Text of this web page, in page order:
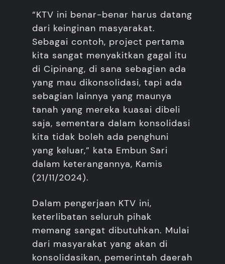
“KTV ini benar-benar harus datang
dari keinginan masyarakat.
Sebagai contoh, project pertama
kita sangat menyakitkan gagal itu
di Cipinang, di sana sebagian ada
yang mau dikonsolidasi, tapi ada
sebagian lainnya yang maunya
tanah yang mereka kuasai dibeli
saja, sementara dalam konsolidasi
kita tidak boleh ada penghuni
yang keluar,” kata Embun Sari
dalam keterangannya, Kamis
(21/11/2024).
Dalam pengerjaan KTV ini,
keterlibatan seluruh pihak
memang sangat dibutuhkan. Mulai
dari masyarakat yang akan di
konsolidasikan, pemerintah daerah